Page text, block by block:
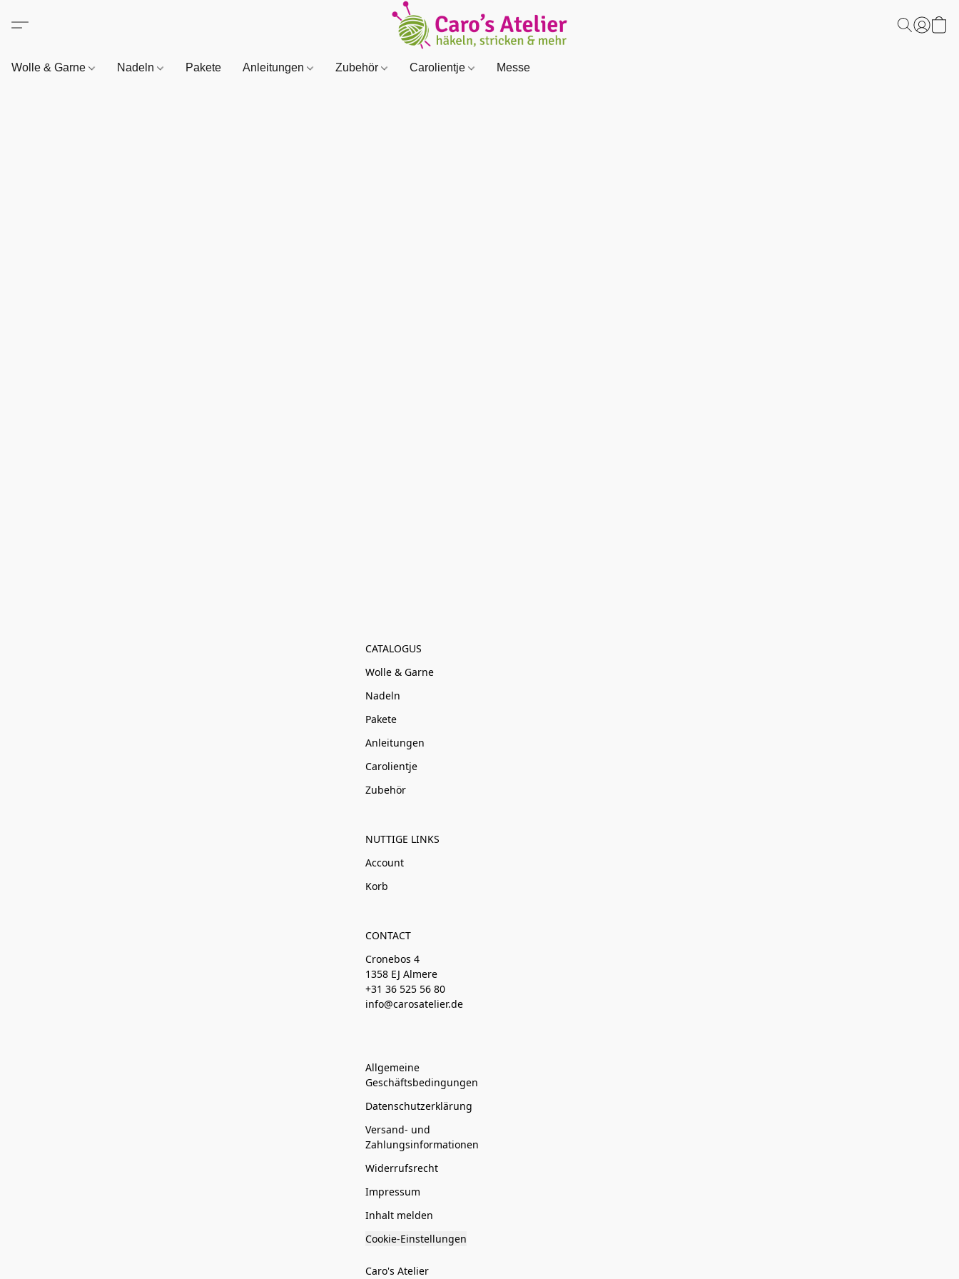
Wolle & Garne Nadeln Pakete Anleitungen Zubehör Carolientje Messe
CATALOGUS
Wolle & Garne
Nadeln
Pakete
Anleitungen
Carolientje
Zubehör
NUTTIGE LINKS
Account
Korb
CONTACT
Cronebos 4
1358 EJ Almere
+31 36 525 56 80
info@carosatelier.de
Allgemeine
Geschäftsbedingungen
Datenschutzerklärung
Versand- und
Zahlungsinformationen
Widerrufsrecht
Impressum
Inhalt melden
Cookie-Einstellungen
Caro's Atelier